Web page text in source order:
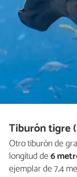
Tiburón tigre
Otro tiburón de
longitud de6
ejemplar de 7,4